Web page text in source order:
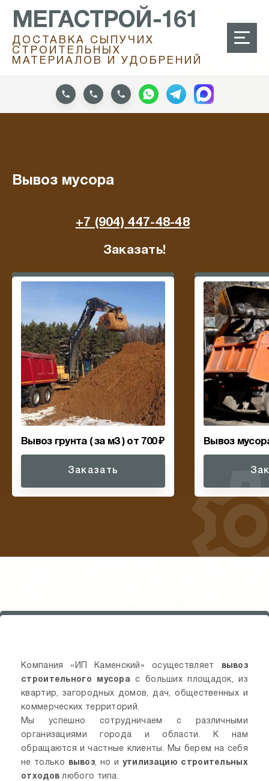
МЕГАСТРОЙ-161
ДОСТАВКА СЫПУЧИХ
СТРОИТЕЛЬНЫХ
МАТЕРИАЛОВ И УДОБРЕНИЙ
Вывоз мусора
+7 (904) 447-48-48
Заказать!
Вывоз грунта ( за м3 ) от 700 ₽
Заказать
Вывоз
Компания «ИП Каменский» осуществляет
вывоз
строительного мусора с больших площадок, из
квартир, загородных домов, дач, общественных и
коммерческих территорий.
Мы успешно сотрудничаем с различными
организациями города и области. К нам
обращаются и частные клиенты. Мы берем на себя
не только
вывоз, но и утилизацию строительных
отходов любого типа.